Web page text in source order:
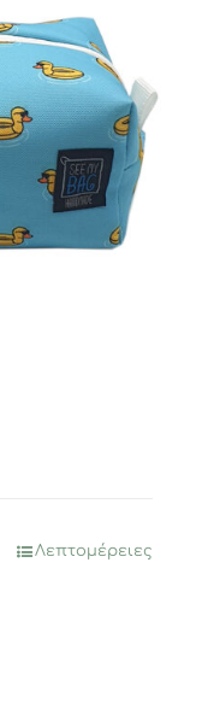
Λεπτομέρειες